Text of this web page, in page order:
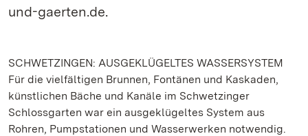
und-gaerten.de.
SCHWETZINGEN: AUSGEKLÜGELTES WASSERSYSTEM
Für die vielfältigen Brunnen, Fontänen und Kaskaden,
künstlichen Bäche und Kanäle im Schwetzinger
Schlossgarten war ein ausgeklügeltes System aus
Rohren, Pumpstationen und Wasserwerken notwendig.